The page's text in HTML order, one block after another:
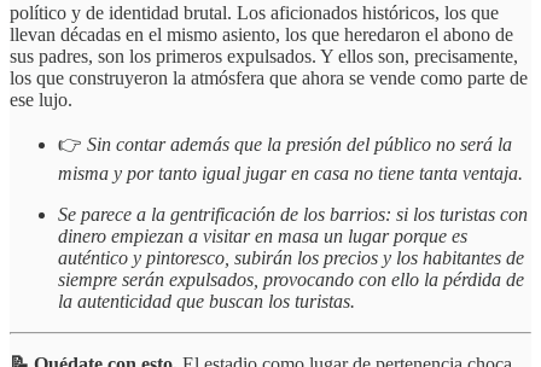
político y de identidad brutal. Los aficionados históricos, los que
llevan décadas en el mismo asiento, los que heredaron el abono de
sus padres, son los primeros expulsados. Y ellos son, precisamente,
los que construyeron la atmósfera que ahora se vende como parte de
ese lujo.
👉 Sin contar además que la presión del público no será la
misma y por tanto igual jugar en casa no tiene tanta ventaja.
Se parece a la gentrificación de los barrios: si los turistas con
dinero empiezan a visitar en masa un lugar porque es
auténtico y pintoresco, subirán los precios y los habitantes de
siempre serán expulsados, provocando con ello la pérdida de
la autenticidad que buscan los turistas.